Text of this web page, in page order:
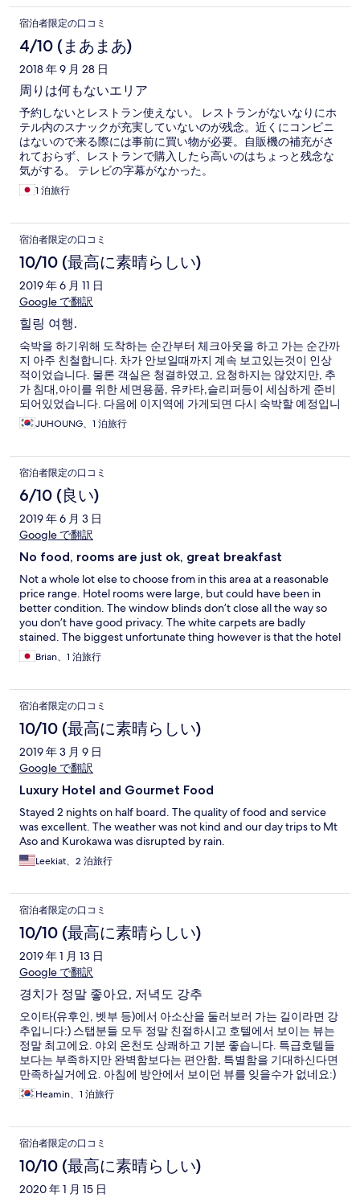
宿泊者限定の口コミ
4/10 (まあまあ)
2018 年 9 月 28 日
周りは何もないエリア
予約しないとレストラン使えない。 レストランがないなりにホ
テル内のスナックが充実していないのが残念。近くにコンビニ
はないので来る際には事前に買い物が必要。自販機の補充がさ
れておらず、レストランで購入したら高いのはちょっと残念な
気がする。 テレビの字幕がなかった。
1 泊旅行
宿泊者限定の口コミ
10/10 (最高に素晴らしい)
2019 年 6 月 11 日
Google で翻訳
힐링 여행.
숙박을 하기위해 도착하는 순간부터 체크아웃을 하고 가는 순간까
지 아주 친철합니다. 차가 안보일때까지 계속 보고있는것이 인상
적이었습니다. 물론 객실은 청결하였고, 요청하지는 않았지만, 추
가 침대,아이를 위한 세면용품, 유카타,슬리퍼등이 세심하게 준비
되어있었습니다. 다음에 이지역에 가게되면 다시 숙박할 예정입니
다.JUHOUNG、1 泊旅行
宿泊者限定の口コミ
6/10 (良い)
2019 年 6 月 3 日
Google で翻訳
No food, rooms are just ok, great breakfast
Not a whole lot else to choose from in this area at a reasonable
price range. Hotel rooms were large, but could have been in
better condition. The window blinds don’t close all the way so
you don’t have good privacy. The white carpets are badly
stained. The biggest unfortunate thing however is that the hotel
restaurant closes at 8pm even though the sign says 9pm. The
yakiniku restaurant outside closes at 3pm! nothing else in the
either. Also, I think I may have gotten a skin rash from the onsen.
The bright side is that the breakfast was incredible (we got the
western style, but you can also get Japanese style). Oh, and
even though we payed in advance through Hotels.com, they
nickel-and-dime you with a ¥150 onsen tax upon checkout.
Brian、1 泊旅行
宿泊者限定の口コミ
10/10 (最高に素晴らしい)
2019 年 3 月 9 日
Google で翻訳
Luxury Hotel and Gourmet Food
Stayed 2 nights on half board. The quality of food and service
was excellent. The weather was not kind and our day trips to Mt
Aso and Kurokawa was disrupted by rain.
Leekiat、2 泊旅行
宿泊者限定の口コミ
10/10 (最高に素晴らしい)
2019 年 1 月 13 日
Google で翻訳
경치가 정말 좋아요, 저녁도 강추
오이타(유후인, 벳부 등)에서 아소산을 둘러보러 가는 길이라면 강
추입니다:) 스탭분들 모두 정말 친절하시고 호텔에서 보이는 뷰는
정말 최고에요. 야외 온천도 상쾌하고 기분 좋습니다. 특급호텔들
보다는 부족하지만 완벽함보다는 편안함, 특별함을 기대하신다면
만족하실거에요. 아침에 방안에서 보이던 뷰를 잊을수가 없네요:)
아 저녁으로 스테이크를 시킬수 있는데 미리 예약하고 가야하고,
분고규 맛은 정말 최초입니다.
Heamin、1 泊旅行
宿泊者限定の口コミ
10/10 (最高に素晴らしい)
2020 年 1 月 15 日